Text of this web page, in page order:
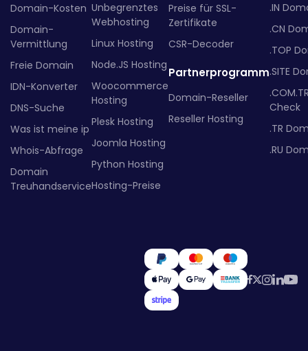
Domain-Kosten
Domain-
Vermittlung
Freie Domain
IDN-Konverter
DNS-Suche
Was ist meine ip
Whois-Abfrage
Domain
Treuhandservice
Unbegrenztes
Webhosting
Linux Hosting
Node.JS Hosting
Woocommerce
Hosting
Plesk Hosting
Joomla Hosting
Python Hosting
Hosting-Preise
Preise für SSL-
Zertifikate
CSR-Decoder
Partnerprogramm
Domain-Reseller
Reseller Hosting
.IN
.CN
.TOP
.SITE
Check
.TR
.RU